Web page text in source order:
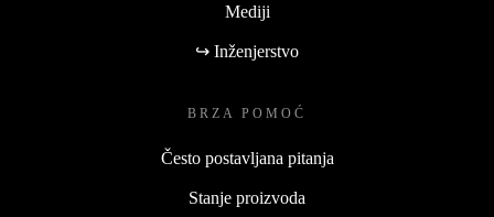
Mediji
↪ Inženjerstvo
BRZA POMOĆ
Često postavljana pitanja
Stanje proizvoda